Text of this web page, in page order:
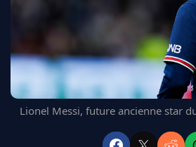
MANCHESTER UNITED
CHELSEA
ARSENAL
BAYERN
L'AVIS DE LA RÉDAC'
Lionel Messi, future ancienne star